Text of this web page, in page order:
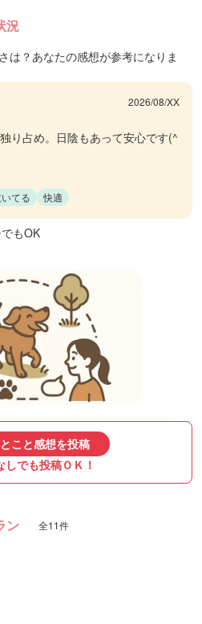
況
は？あなたの感想が参考になりま
2026/08/XX
り占め。日陰もあって安心です(^
てる 快適
もOK
こと感想を投稿
しでも投稿ＯＫ！
ン 全11件